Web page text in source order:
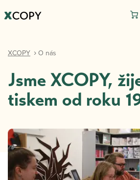
XCOPY O nás
Jsme XCOPY,
tiskem od roku